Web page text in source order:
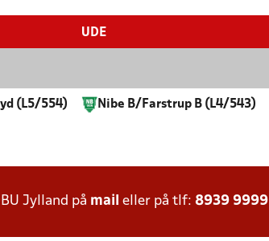
UDE
(L5/554) Nibe B/Farstrup B (L4/543)
Jylland på mail eller på tlf: 8939 9999